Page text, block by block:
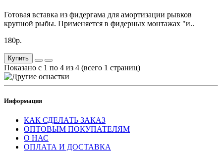
Готовая вставка из фидергама для амортизации рывков
крупной рыбы. Применяется в фидерных монтажах "и..
180р.
Купить
Показано с 1 по 4 из 4 (всего 1 страниц)
Информация
КАК СДЕЛАТЬ ЗАКАЗ
ОПТОВЫМ ПОКУПАТЕЛЯМ
О НАС
ОПЛАТА И ДОСТАВКА